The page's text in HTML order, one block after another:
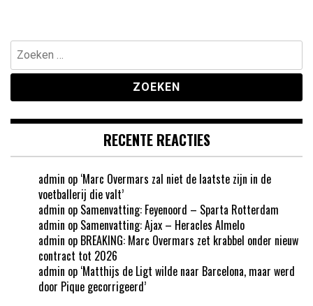
Zoeken
naar:
RECENTE REACTIES
admin op ‘Marc Overmars zal niet de laatste zijn in de
voetballerij die valt’
admin op Samenvatting: Feyenoord – Sparta Rotterdam
admin op Samenvatting: Ajax – Heracles Almelo
admin op BREAKING: Marc Overmars zet krabbel onder nieuw
contract tot 2026
admin op ‘Matthijs de Ligt wilde naar Barcelona, maar werd
door Pique gecorrigeerd’